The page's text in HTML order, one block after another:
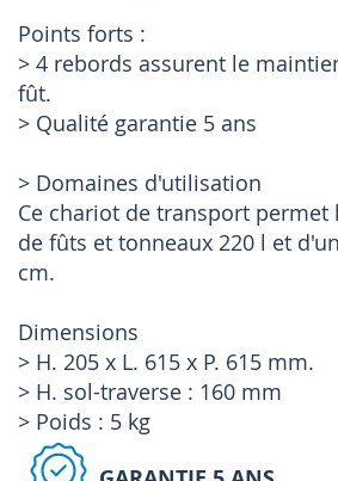
Points forts :
> 4 rebords assurent le
fût.
> Qualité garantie 5 ans
> Domaines d'utilisation
Ce chariot de transport
de fûts et tonneaux 220 l et
cm.
Dimensions
> H. 205 x L. 615 x P. 615 mm.
> H. sol-traverse : 160 mm
> Poids : 5 kg